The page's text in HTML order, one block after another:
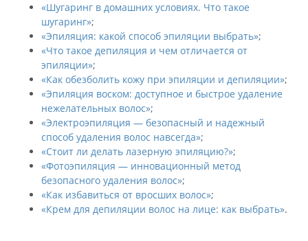
«Шугаринг в домашних условиях. Что такое
шугаринг»;
«Эпиляция: какой способ эпиляции выбрать»;
«Что такое депиляция и чем отличается от
эпиляции»;
«Как обезболить кожу при эпиляции и депиляции»;
«Эпиляция воском: доступное и быстрое удаление
нежелательных волос»;
«Электроэпиляция — безопасный и надежный
способ удаления волос навсегда»;
«Стоит ли делать лазерную эпиляцию?»;
«Фотоэпиляция — инновационный метод
безопасного удаления волос»;
«Как избавиться от вросших волос»;
«Крем для депиляции волос на лице: как выбрать».